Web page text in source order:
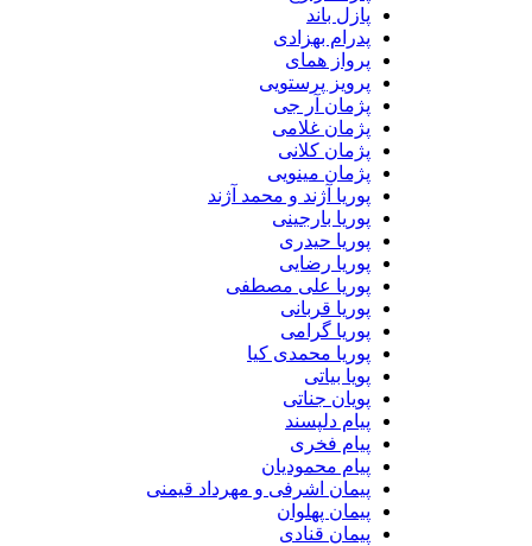
پازل باند
پدرام بهزادی
پرواز همای
پرویز پرستویی
پژمان آر جی
پژمان غلامی
پژمان کلانی
پژمان مینویی
پوریا آژند و محمد آژند
پوریا بارجینی
پوریا حیدری
پوریا رضایی
پوریا علی مصطفی
پوریا قربانی
پوریا گرامی
پوریا محمدی کیا
پویا بیاتی
پویان جناتی
پیام دلپسند
پیام فخری
پیام محمودیان
پیمان اشرفی و مهرداد قیمنی
پیمان پهلوان
پیمان قنادی